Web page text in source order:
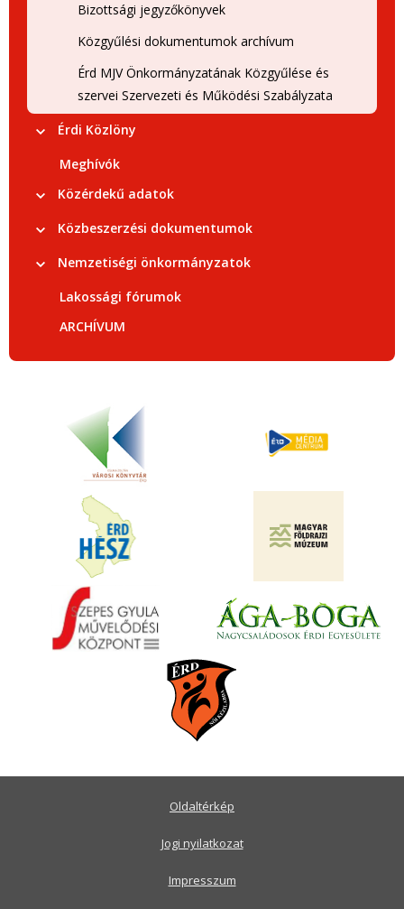
Bizottsági jegyzőkönyvek
Közgyűlési dokumentumok archívum
Érd MJV Önkormányzatának Közgyűlése és
szervei Szervezeti és Működési Szabályzata
Érdi Közlöny
Meghívók
Közérdekű adatok
Közbeszerzési dokumentumok
Nemzetiségi önkormányzatok
Lakossági fórumok
ARCHÍVUM
Oldaltérkép
Jogi nyilatkozat
Impresszum